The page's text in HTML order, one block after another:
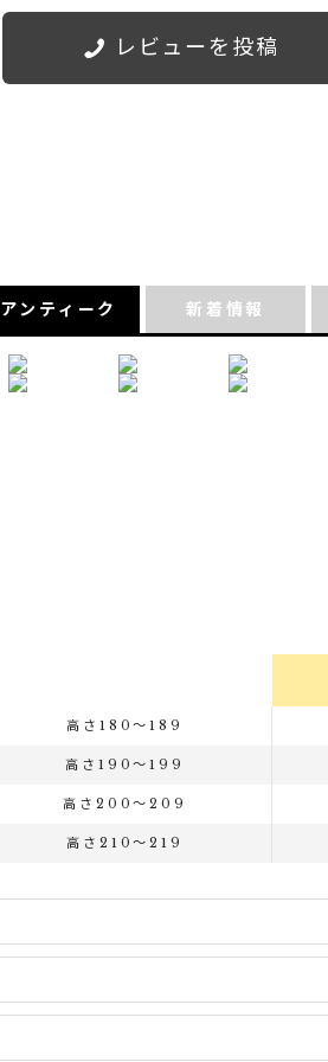
レビューを投稿
アンティーク 新着情報
高さ180～189
高さ190～199
高さ200～209
高さ210～219